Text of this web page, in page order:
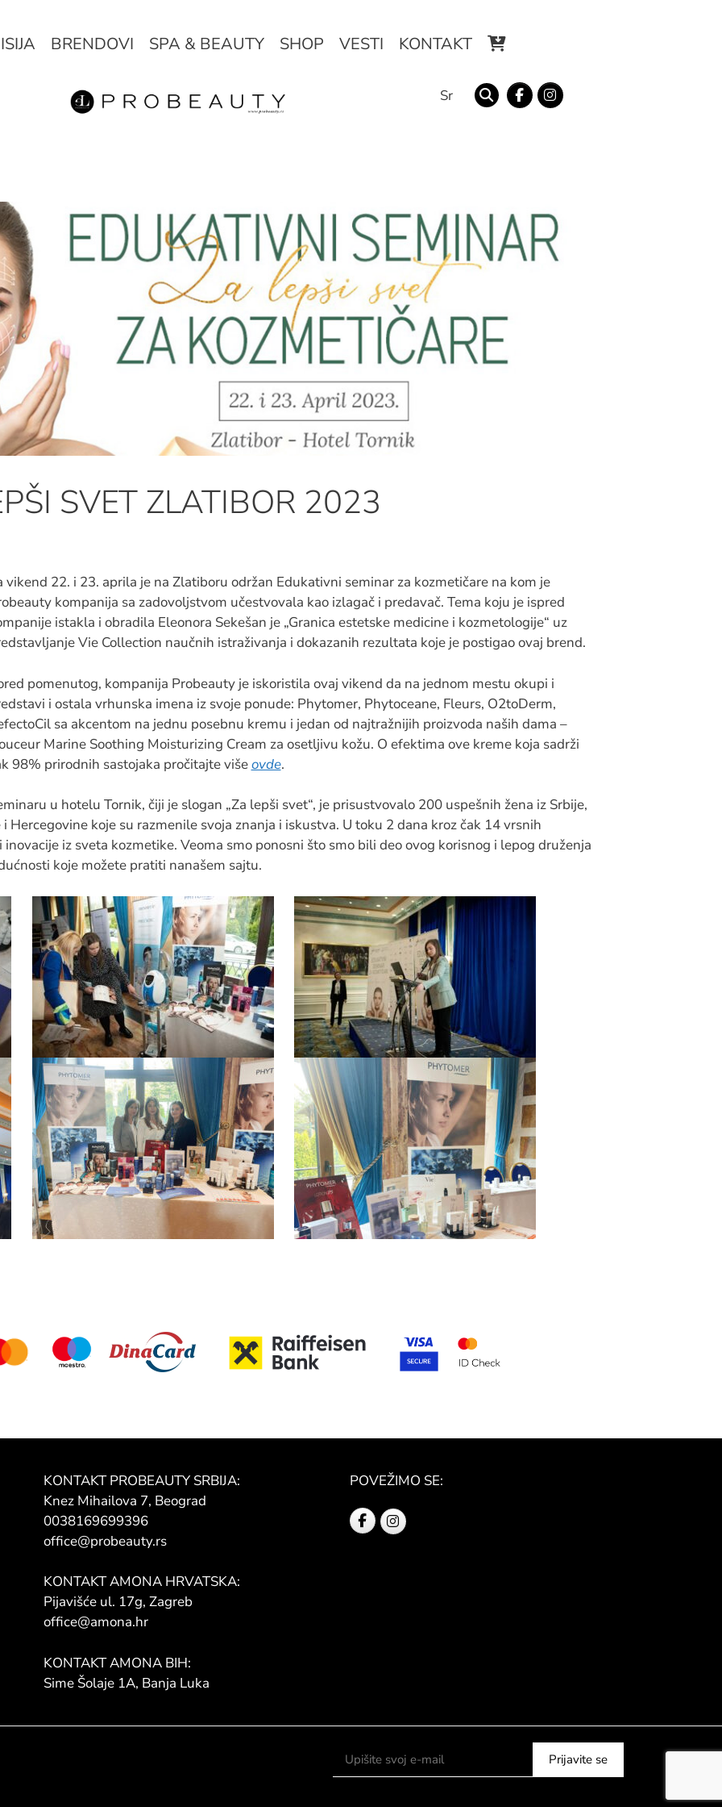
BRENDOVI SPA & BEAUTY SHOP VESTI KONTAKT
Sr
SVET ZLATIBOR 2023
vikend 22. i 23. aprila je na Zlatiboru održan Edukativni seminar za kozmetičare na kom je
kompanija sa zadovoljstvom učestvovala kao izlagač i predavač. Tema koju je ispred
istakla i obradila Eleonora Sekešan je „Granica estetske medicine i kozmetologije“ uz
Vie Collection naučnih istraživanja i dokazanih rezultata koje je postigao ovaj brend.
pomenutog, kompanija Probeauty je iskoristila ovaj vikend da na jednom mestu okupi i
i ostala vrhunska imena iz svoje ponude: Phytomer, Phytoceane, Fleurs, O2toDerm,
sa akcentom na jednu posebnu kremu i jedan od najtražnijih proizvoda naših dama –
Marine Soothing Moisturizing Cream za osetljivu kožu. O efektima ove kreme koja sadrži
98% prirodnih sastojaka pročitajte višeovde.
u hotelu Tornik, čiji je slogan „Za lepši svet“, je prisustvovalo 200 uspešnih žena iz Srbije,
Hercegovine koje su razmenile svoja znanja i iskustva. U toku 2 dana kroz čak 14 vrsnih
iz sveta kozmetike. Veoma smo ponosni što smo bili deo ovog korisnog i lepog druženja
koje možete pratiti nanašem sajtu.
KONTAKT PROBEAUTY SRBIJA:
Knez Mihailova 7, Beograd
0038169699396
office@probeauty.rs
KONTAKT AMONA HRVATSKA:
Pijavišće ul. 17g, Zagreb
office@amona.hr
KONTAKT AMONA BIH:
Sime Šolaje 1A, Banja Luka
POVEŽIMO SE: